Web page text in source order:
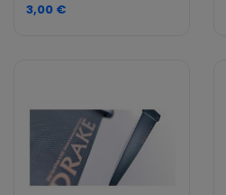
3,00 €